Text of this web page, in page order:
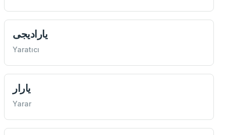
يارادیجی
Yaratıcı
يارار
Yarar